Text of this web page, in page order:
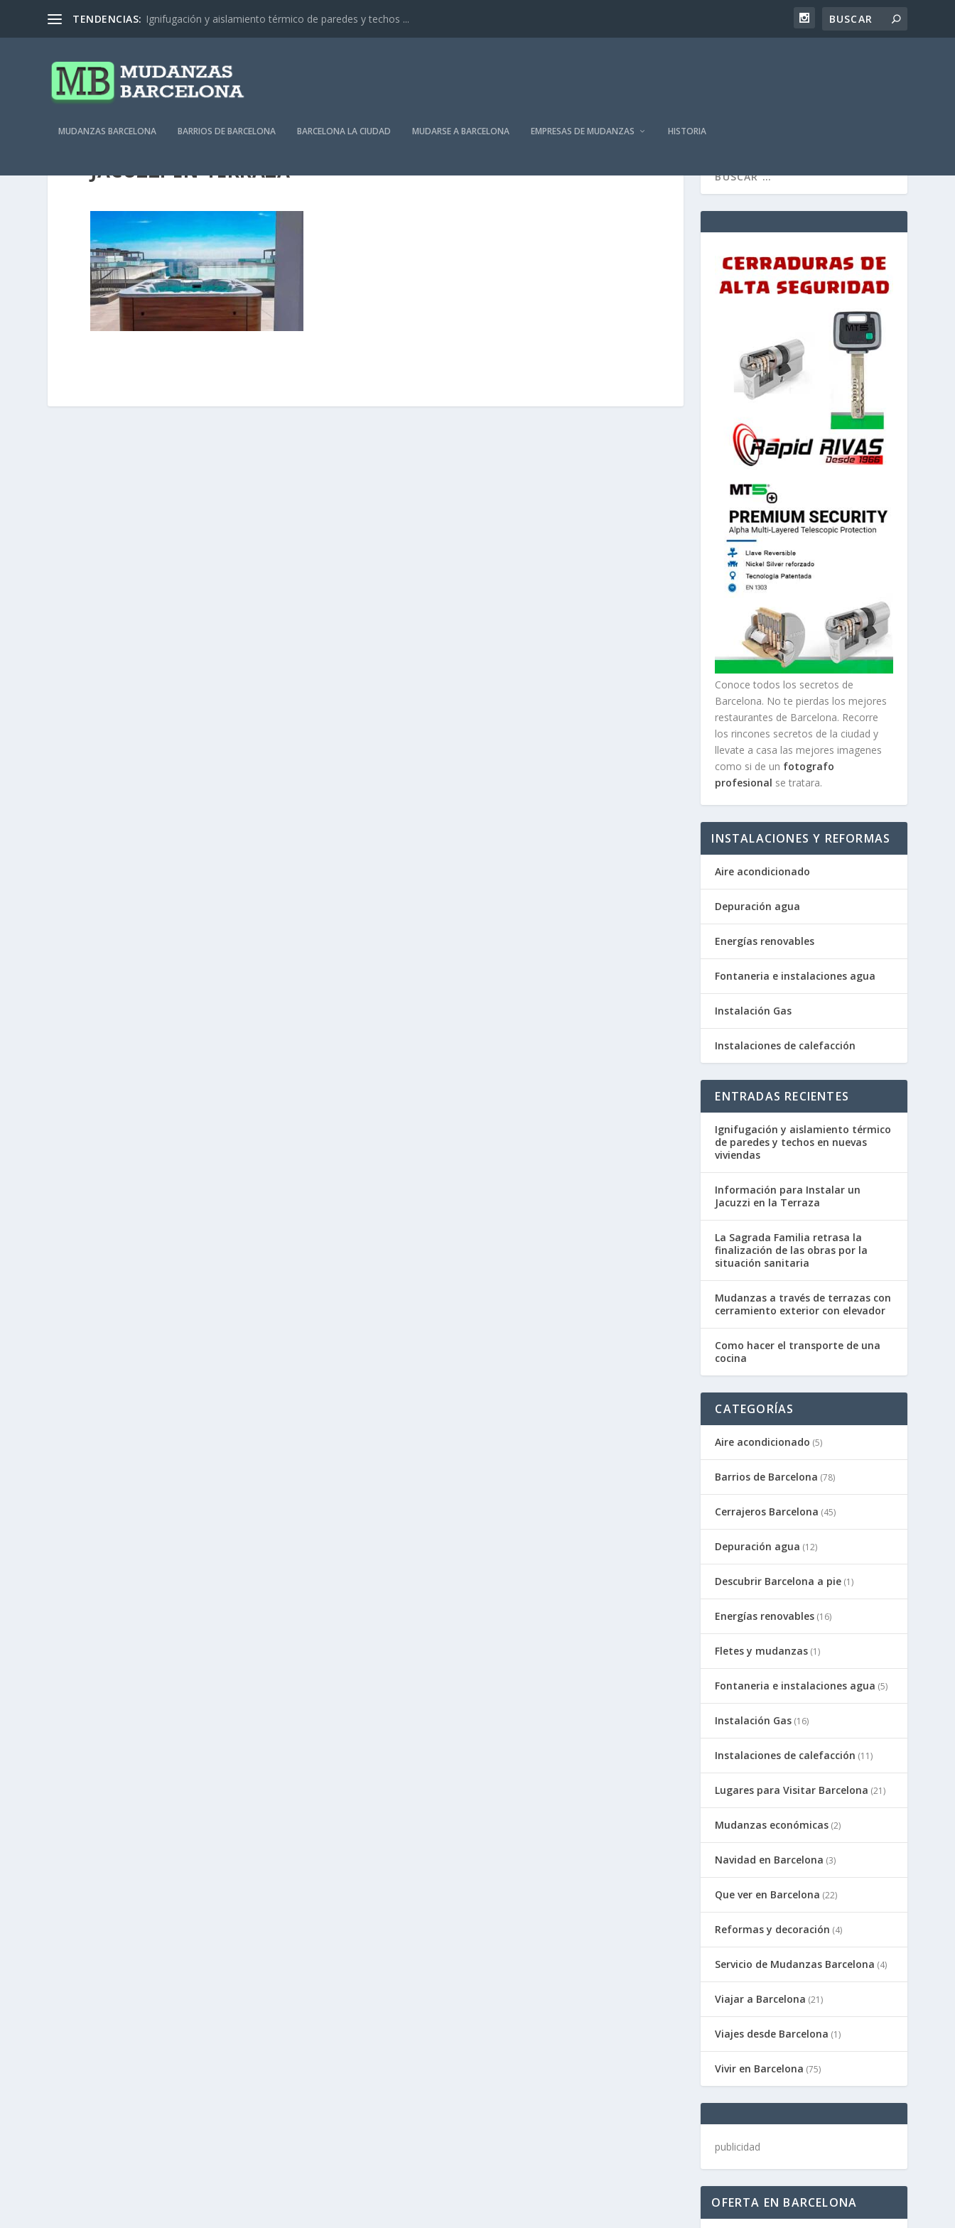
TENDENCIAS: Ignifugación y aislamiento térmico de paredes y techos ...
MUDANZAS BARCELONA BARRIOS DE BARCELONA BARCELONA LA CIUDAD MUDARSE A BARCELONA EMPRESAS DE MUDANZAS HISTORIA
JACUZZI-EN-TERRAZA
Conoce todos los secretos de
Barcelona. No te pierdas los mejores
restaurantes de Barcelona. Recorre
los rincones secretos de la ciudad y
llevate a casa las mejores imagenes
como si de un fotografo
profesional se tratara.
INSTALACIONES Y REFORMAS
Aire acondicionado
Depuración agua
Energías renovables
Fontaneria e instalaciones agua
Instalación Gas
Instalaciones de calefacción
ENTRADAS RECIENTES
Ignifugación y aislamiento térmico
de paredes y techos en nuevas
viviendas
Información para Instalar un
Jacuzzi en la Terraza
La Sagrada Familia retrasa la
finalización de las obras por la
situación sanitaria
Mudanzas a través de terrazas con
cerramiento exterior con elevador
Como hacer el transporte de una
cocina
CATEGORÍAS
Aire acondicionado (5)
Barrios de Barcelona (78)
Cerrajeros Barcelona (45)
Depuración agua (12)
Descubrir Barcelona a pie (1)
Energías renovables (16)
Fletes y mudanzas (1)
Fontaneria e instalaciones agua (5)
Instalación Gas (16)
Instalaciones de calefacción (11)
Lugares para Visitar Barcelona (21)
Mudanzas económicas (2)
Navidad en Barcelona (3)
Que ver en Barcelona (22)
Reformas y decoración (4)
Servicio de Mudanzas Barcelona (4)
Viajar a Barcelona (21)
Viajes desde Barcelona (1)
Vivir en Barcelona (75)
publicidad
OFERTA EN BARCELONA